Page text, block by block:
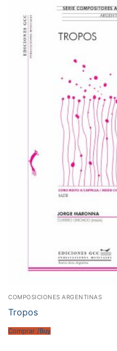
COMPOSICIONES ARGENTINAS
Tropos
Comprar /Buy